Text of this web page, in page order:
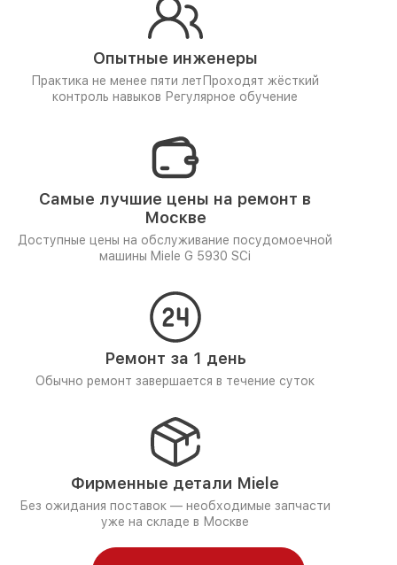
Опытные инженеры
Практика не менее пяти лет Проходят жёсткий
контроль навыков Регулярное обучение
Самые лучшие цены на ремонт в
Москве
Доступные цены на обслуживание посудомоечной
машины Miele G 5930 SCi
Ремонт за 1 день
Обычно ремонт завершается в течение суток
Фирменные детали Miele
Без ожидания поставок — необходимые запчасти
уже на складе в Москве